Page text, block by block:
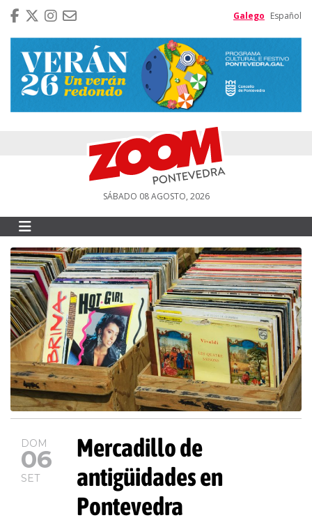
Galego Español
SÁBADO 08 AGOSTO, 2026
DOM
06
SET
Mercadillo de
antigüidades en
Pontevedra